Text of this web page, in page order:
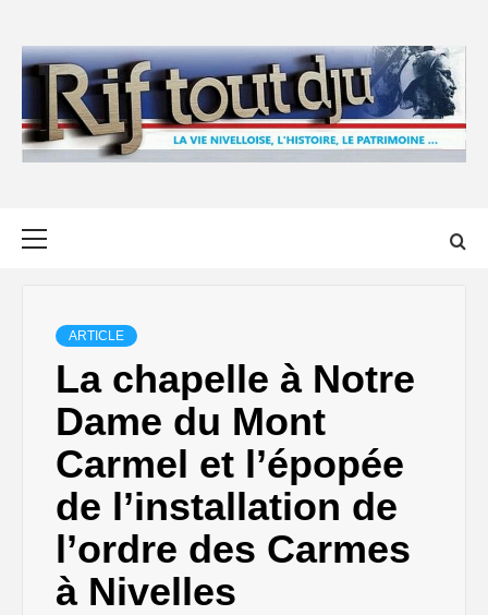
content
ARTICLE
La chapelle à Notre
Dame du Mont
Carmel et l’épopée
de l’installation de
l’ordre des Carmes
à Nivelles